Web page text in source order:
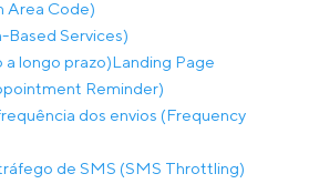
Area Code)
Based Services)
a longo prazo)Landing Page
Reminder)
dos envios (Frequency
de SMS (SMS Throttling)